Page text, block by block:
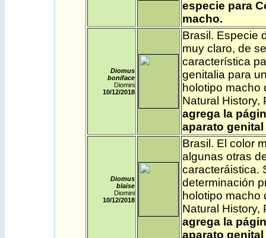
especie para
macho.
Diomus
boniface
Diomini
10/12/2018
Brasil . Especie
muy claro, de
característica
genitalia para
holotipo macho
Natural History,
agrega la
aparato
Diomus
blaise
Diomini
10/12/2018
Brasil . El color
algunas otras
caracteráistica.
determinación
holotipo macho
Natural History,
agrega la
aparato